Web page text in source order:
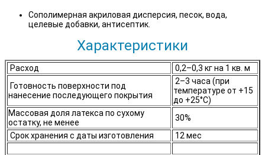
Сополимерная акриловая дисперсия, песок, вода,
целевые добавки, антисептик.
Характеристики
Расход
0,2–0,3 кг на 1 кв. м
Готовность поверхности под
нанесение последующего покрытия
2–3 часа (при
температуре от +15
до +25°C)
Массовая доля латекса по сухому
остатку, не менее
30%
Срок хранения с даты изготовления
12 мес